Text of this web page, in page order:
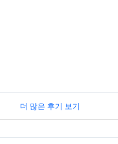
더 많은 후기 보기